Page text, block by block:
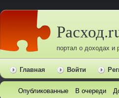
портал о доходах и
Главная Войти
Опубликованные В очереди